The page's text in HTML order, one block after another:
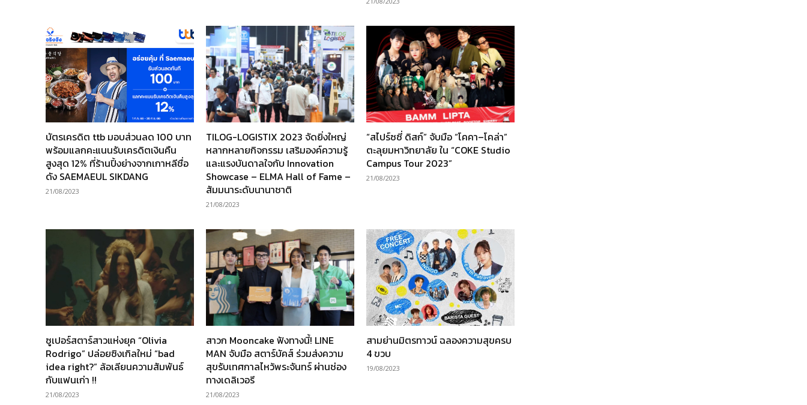
บัตรเครดิต ttb มอบส่วนลด 100 บาท
พร้อมแลกคะแนนรับเครดิตเงินคืน
สูงสุด 12% ที่ร้านปิ้งย่างจากเกาหลีชื่อ
ดัง SAEMAEUL SIKDANG
21/08/2023
TILOG-LOGISTIX 2023 จัดยิ่งใหญ่
หลากหลายกิจกรรม เสริมองค์ความรู้
และแรงบันดาลใจกับ Innovation
Showcase – ELMA Hall of Fame –
สัมมนาระดับนานาชาติ
21/08/2023
“สไปร์ซซี่ ดิสก์” จับมือ “โคคา–โคล่า”
ตะลุยมหาวิทยาลัย ใน “COKE Studio
Campus Tour 2023”
21/08/2023
ซูเปอร์สตาร์สาวแห่งยุค “Olivia
Rodrigo” ปล่อยซิงเกิลใหม่ “bad
idea right?” ล้อเลียนความสัมพันธ์
กับแฟนเก่า !!
21/08/2023
สาวก Mooncake ฟังทางนี้! LINE
MAN จับมือ สตาร์บัคส์ ร่วมส่งความ
สุขรับเทศกาลไหว้พระจันทร์ ผ่านช่อง
ทางเดลิเวอรี
21/08/2023
สามย่านมิตรทาวน์ ฉลองความสุขครบ
4 ขวบ
19/08/2023